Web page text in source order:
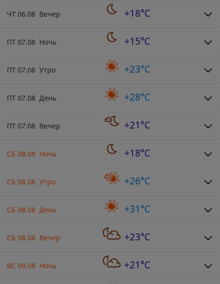
ЧТ 06.08 Вечер +18°C
ПТ 07.08 Ночь +15°C
ПТ 07.08 Утро +23°C
ПТ 07.08 День +28°C
ПТ 07.08 Вечер +21°C
СБ 08.08 Ночь +18°C
СБ 08.08 Утро +26°C
СБ 08.08 День +31°C
СБ 08.08 Вечер +23°C
ВС 09.08 Ночь +21°C